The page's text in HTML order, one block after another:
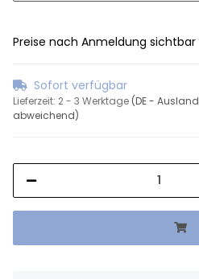
Preise nach Anmeldung sichtbar
Sofort verfügbar
Lieferzeit: 2 - 3 Werktage (DE - Ausland
abweichend)